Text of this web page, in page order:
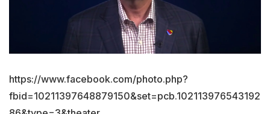
https://www.facebook.com/photo.php?
fbid=10211397648879150&set=pcb.102113976543192